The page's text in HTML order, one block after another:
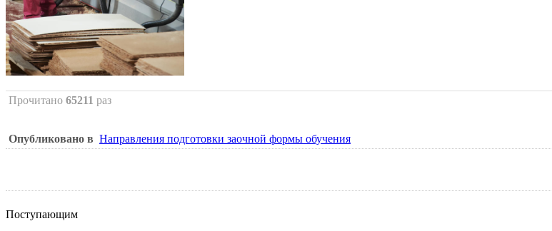
Прочитано 65211 раз
Опубликовано в Направления подготовки заочной формы обучения
Поступающим